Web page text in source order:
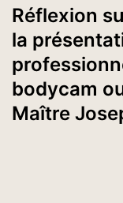
Réflexion
la
bodycam
Maître